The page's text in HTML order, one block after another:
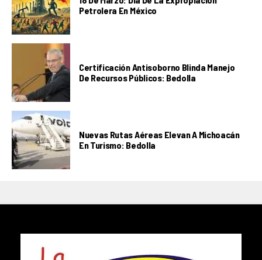
Petrolera En México
Certificación Antisoborno Blinda Manejo
De Recursos Públicos: Bedolla
Nuevas Rutas Aéreas Elevan A Michoacán
En Turismo: Bedolla